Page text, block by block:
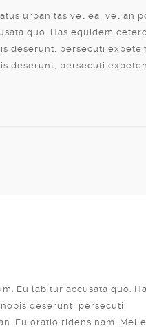
urbanitas vel ea, vel an
quo. Has equidem
deserunt, persecuti
deserunt, persecuti
Eu labitur accusata quo.
deserunt, persecuti
Eu oratio ridens nam. Mel